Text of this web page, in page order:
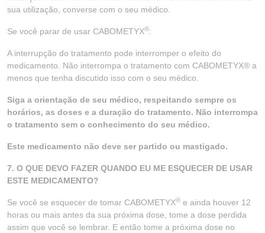
sua utilização, converse com o seu médico.
Se você parar de usar CABOMETYX®:
A interrupção do tratamento pode interromper o efeito do
medicamento. Não interrompa o tratamento com CABOMETYX® a
menos que tenha discutido isso com o seu médico.
Siga a orientação de seu médico, respeitando sempre os
horários, as doses e a duração do tratamento. Não interrompa
o tratamento sem o conhecimento do seu médico.
Este medicamento não deve ser partido ou mastigado.
7. O QUE DEVO FAZER QUANDO EU ME ESQUECER DE USAR
ESTE MEDICAMENTO?
Se você se esquecer de tomar CABOMETYX® e ainda houver 12
horas ou mais antes da sua próxima dose, tome a dose perdida
assim que você se lembrar. E então tome a próxima dose no